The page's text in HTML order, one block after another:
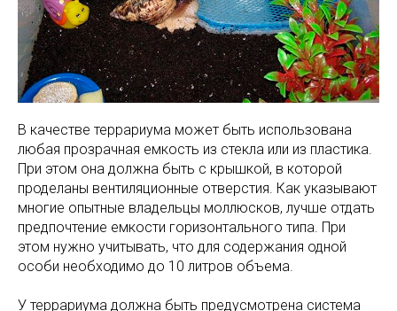
В качестве террариума может быть использована
любая прозрачная емкость из стекла или из пластика.
При этом она должна быть с крышкой, в которой
проделаны вентиляционные отверстия. Как указывают
многие опытные владельцы моллюсков, лучше отдать
предпочтение емкости горизонтального типа. При
этом нужно учитывать, что для содержания одной
особи необходимо до 10 литров объема.
У террариума должна быть предусмотрена система